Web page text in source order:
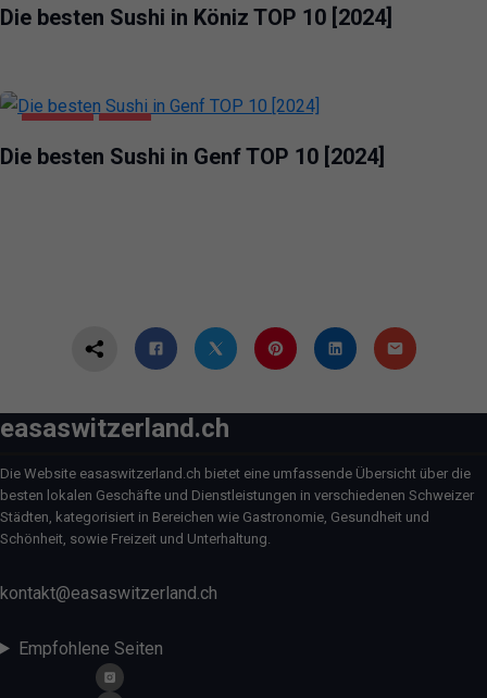
Die besten Sushi in Köniz TOP 10 [2024]
GASTRO GENF
Die besten Sushi in Genf TOP 10 [2024]
easaswitzerland.ch
Die Website easaswitzerland.ch bietet eine umfassende Übersicht über die
besten lokalen Geschäfte und Dienstleistungen in verschiedenen Schweizer
Städten, kategorisiert in Bereichen wie Gastronomie, Gesundheit und
Schönheit, sowie Freizeit und Unterhaltung.
kontakt@easaswitzerland.ch
Empfohlene Seiten